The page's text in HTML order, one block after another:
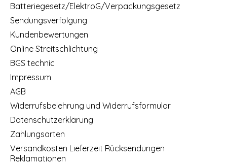
Batteriegesetz/ElektroG/Verpackungsgesetz
Sendungsverfolgung
Kundenbewertungen
Online Streitschlichtung
BGS technic
Impressum
AGB
Widerrufsbelehrung und Widerrufsformular
Datenschutzerklärung
Zahlungsarten
Versandkosten Lieferzeit Rücksendungen
Reklamationen